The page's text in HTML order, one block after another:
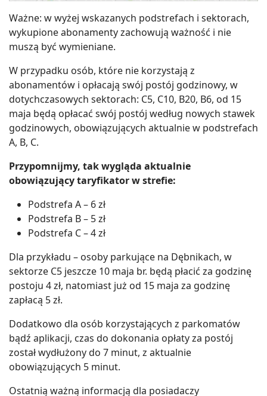
Ważne: w wyżej wskazanych podstrefach i sektorach,
wykupione abonamenty zachowują ważność i nie
muszą być wymieniane.
W przypadku osób, które nie korzystają z
abonamentów i opłacają swój postój godzinowy, w
dotychczasowych sektorach: C5, C10, B20, B6, od 15
maja będą opłacać swój postój według nowych stawek
godzinowych, obowiązujących aktualnie w podstrefach
A, B, C.
Przypomnijmy, tak wygląda aktualnie
obowiązujący taryfikator w strefie:
Podstrefa A – 6 zł
Podstrefa B – 5 zł
Podstrefa C – 4 zł
Dla przykładu – osoby parkujące na Dębnikach, w
sektorze C5 jeszcze 10 maja br. będą płacić za godzinę
postoju 4 zł, natomiast już od 15 maja za godzinę
zapłacą 5 zł.
Dodatkowo dla osób korzystających z parkomatów
bądź aplikacji, czas do dokonania opłaty za postój
został wydłużony do 7 minut, z aktualnie
obowiązujących 5 minut.
Ostatnią ważną informacją dla posiadaczy